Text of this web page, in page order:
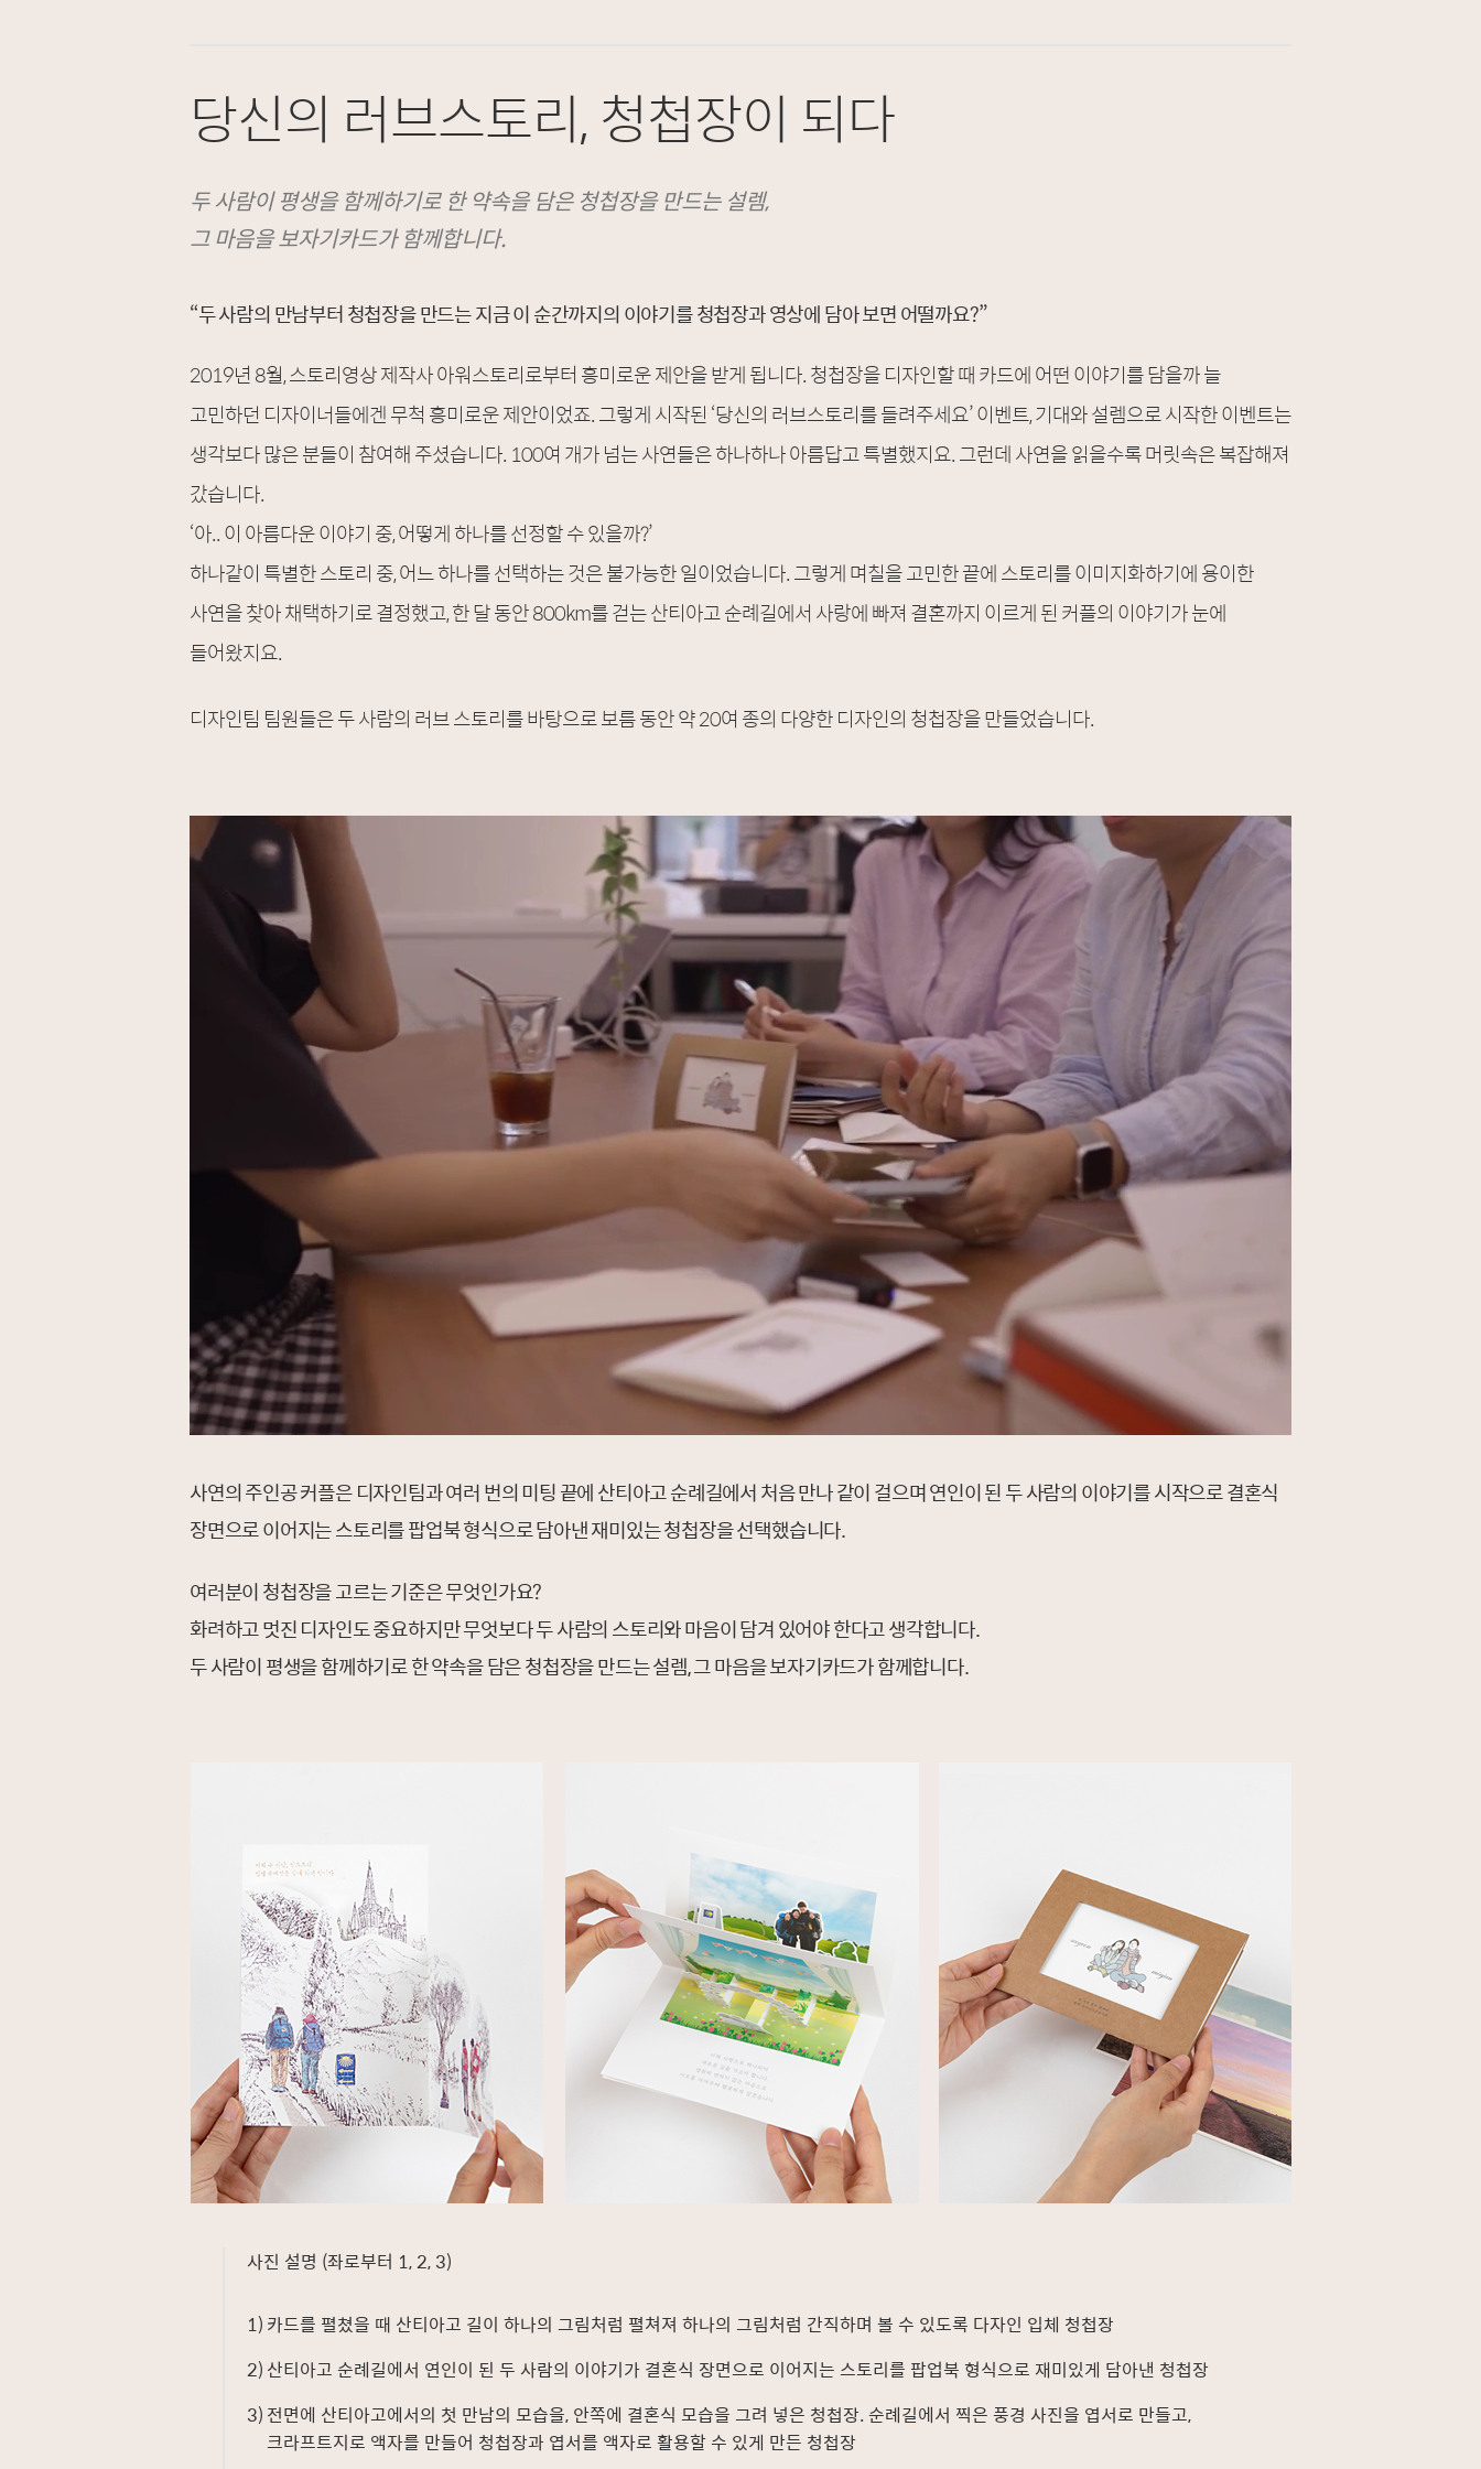
당신의 러브스토리, 청첩장이 되다
두 사람이 평생을 함께하기로 한 약속을 담은 청첩장을 만드는 설렘,
그 마음을 보자기카드가 함께합니다.
“두 사람의 만남부터 청첩장을 만드는 지금 이 순간까지의 이야기를 청첩장과 영상에 담아 보면 어떨까요?”
2019년 8월, 스토리영상 제작사 아워스토리로부터 흥미로운 제안을 받게 됩니다. 청첩장을 디자인할 때 카드에 어떤 이야기를 담을까 늘
고민하던 디자이너들에겐 무척 흥미로운 제안이었죠. 그렇게 시작된 ‘당신의 러브스토리를 들려주세요’ 이벤트, 기대와 설렘으로 시작한 이벤트는
생각보다 많은 분들이 참여해 주셨습니다. 100여 개가 넘는 사연들은 하나하나 아름답고 특별했지요. 그런데 사연을 읽을수록 머릿속은 복잡해져
갔습니다.
‘아.. 이 아름다운 이야기 중, 어떻게 하나를 선정할 수 있을까?’
하나같이 특별한 스토리 중, 어느 하나를 선택하는 것은 불가능한 일이었습니다. 그렇게 며칠을 고민한 끝에 스토리를 이미지화하기에 용이한
사연을 찾아 채택하기로 결정했고, 한 달 동안 800km를 걷는 산티아고 순례길에서 사랑에 빠져 결혼까지 이르게 된 커플의 이야기가 눈에
들어왔지요.
디자인팀 팀원들은 두 사람의 러브 스토리를 바탕으로 보름 동안 약 20여 종의 다양한 디자인의 청첩장을 만들었습니다.
사연의 주인공 커플은 디자인팀과 여러 번의 미팅 끝에 산티아고 순례길에서 처음 만나 같이 걸으며 연인이 된 두 사람의 이야기를 시작으로 결혼식
장면으로 이어지는 스토리를 팝업북 형식으로 담아낸 재미있는 청첩장을 선택했습니다.
여러분이 청첩장을 고르는 기준은 무엇인가요?
화려하고 멋진 디자인도 중요하지만 무엇보다 두 사람의 스토리와 마음이 담겨 있어야 한다고 생각합니다.
두 사람이 평생을 함께하기로 한 약속을 담은 청첩장을 만드는 설렘, 그 마음을 보자기카드가 함께합니다.
사진 설명 (좌로부터 1, 2, 3)
1) 카드를 펼쳤을 때 산티아고 길이 하나의 그림처럼 펼쳐져 하나의 그림처럼 간직하며 볼 수 있도록 다자인 입체 청첩장
2) 산티아고 순례길에서 연인이 된 두 사람의 이야기가 결혼식 장면으로 이어지는 스토리를 팝업북 형식으로 재미있게 담아낸 청첩장
3) 전면에 산티아고에서의 첫 만남의 모습을, 안쪽에 결혼식 모습을 그려 넣은 청첩장. 순례길에서 찍은 풍경 사진을 엽서로 만들고,
크라프트지로 액자를 만들어 청첩장과 엽서를 액자로 활용할 수 있게 만든 청첩장